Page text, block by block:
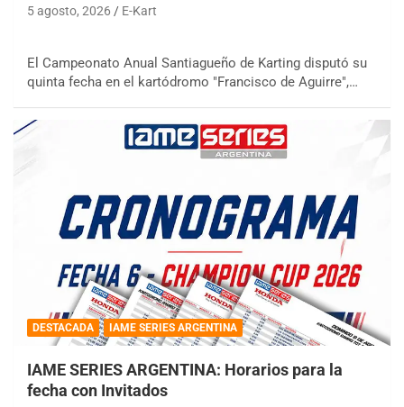
5 agosto, 2026 E-Kart
El Campeonato Anual Santiagueño de Karting disputó su
quinta fecha en el kartódromo "Francisco de Aguirre",…
DESTACADA IAME SERIES ARGENTINA
IAME SERIES ARGENTINA: Horarios para la
fecha con Invitados